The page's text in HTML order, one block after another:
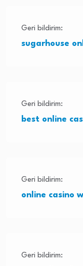
Geri bildirim:
sugarhouse
Geri bildirim:
best online
Geri bildirim:
online casino
Geri bildirim: